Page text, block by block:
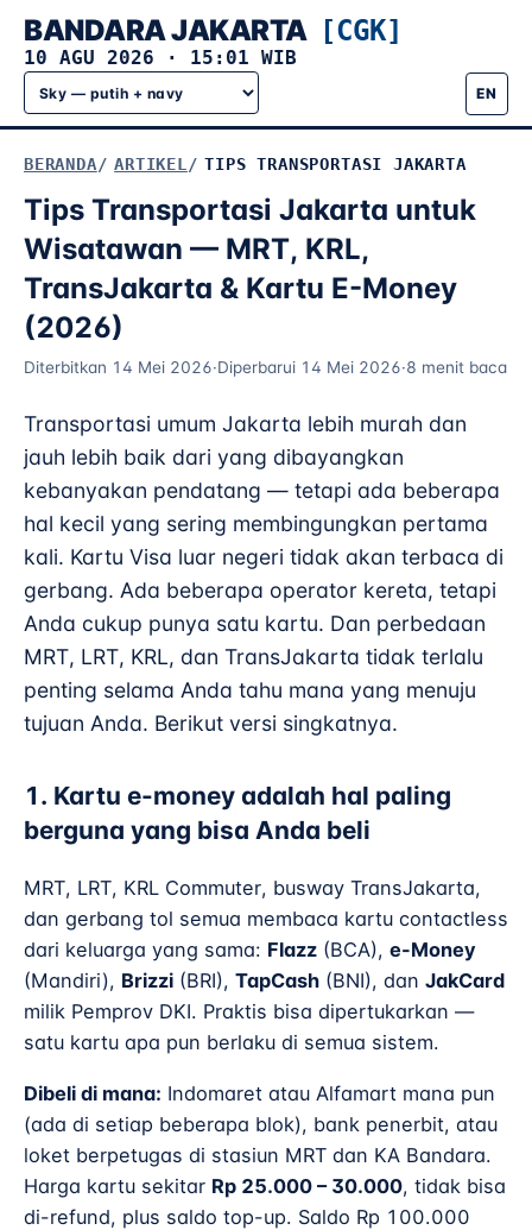
BANDARA JAKARTA [CGK]
10 AGU 2026 · 15:01 WIB
EN
BERANDA ARTIKEL TIPS TRANSPORTASI JAKARTA
Tips Transportasi Jakarta untuk
Wisatawan — MRT, KRL,
TransJakarta & Kartu E-Money
(2026)
Diterbitkan 14 Mei 2026·Diperbarui 14 Mei 2026·8 menit baca
Transportasi umum Jakarta lebih murah dan
jauh lebih baik dari yang dibayangkan
kebanyakan pendatang — tetapi ada beberapa
hal kecil yang sering membingungkan pertama
kali. Kartu Visa luar negeri tidak akan terbaca di
gerbang. Ada beberapa operator kereta, tetapi
Anda cukup punya satu kartu. Dan perbedaan
MRT, LRT, KRL, dan TransJakarta tidak terlalu
penting selama Anda tahu mana yang menuju
tujuan Anda. Berikut versi singkatnya.
1. Kartu e-money adalah hal paling
berguna yang bisa Anda beli
MRT, LRT, KRL Commuter, busway TransJakarta,
dan gerbang tol semua membaca kartu contactless
dari keluarga yang sama: Flazz (BCA), e-Money
(Mandiri), Brizzi (BRI), TapCash (BNI), dan JakCard
milik Pemprov DKI. Praktis bisa dipertukarkan —
satu kartu apa pun berlaku di semua sistem.
Dibeli di mana: Indomaret atau Alfamart mana pun
(ada di setiap beberapa blok), bank penerbit, atau
loket berpetugas di stasiun MRT dan KA Bandara.
Harga kartu sekitar Rp 25.000 – 30.000, tidak bisa
di-refund, plus saldo top-up. Saldo Rp 100.000